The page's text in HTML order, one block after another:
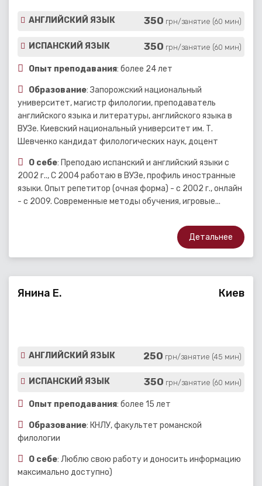
АНГЛИЙСКИЙ ЯЗЫК 350 грн/занятие (60 мин)
ИСПАНСКИЙ ЯЗЫК 350 грн/занятие (60 мин)
Опыт преподавания: более 24 лет
Образование: Запорожский национальный
университет, магистр филологии, преподаватель
английского языка и литературы, английского языка в
ВУЗе. Киевский национальный университет им. Т.
Шевченко кандидат филологических наук, доцент
О себе: Преподаю испанский и английский языки с
2002 г.., С 2004 работаю в ВУЗе, профиль иностранные
языки. Опыт репетитор (очная форма) - с 2002 г., онлайн
- с 2009. Современные методы обучения, игровые...
Детальнее
Янина Е. Киев
АНГЛИЙСКИЙ ЯЗЫК 250 грн/занятие (45 мин)
ИСПАНСКИЙ ЯЗЫК 350 грн/занятие (60 мин)
Опыт преподавания: более 15 лет
Образование: КНЛУ, факультет романской
филологии
О себе: Люблю свою работу и доносить информацию
максимально доступно)